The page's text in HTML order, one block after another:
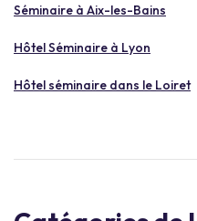
Séminaire à Aix-les-Bains
Hôtel Séminaire à Lyon
Hôtel séminaire dans le Loiret